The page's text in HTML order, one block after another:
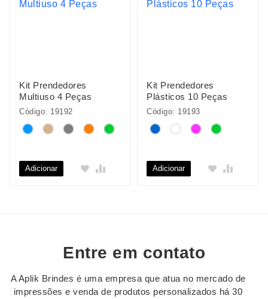
Kit Prendedores
Multiuso 4 Peças
Código: 19192
Adicionar
Kit Prendedores
Plásticos 10 Peças
Código: 19193
Adicionar
Entre em contato
A Aplik Brindes é uma empresa que atua no mercado de
impressões e venda de produtos personalizados há 30